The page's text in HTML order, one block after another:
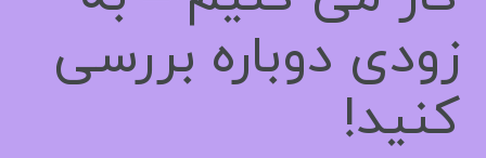
زودی دوباره بررسی
کنید!